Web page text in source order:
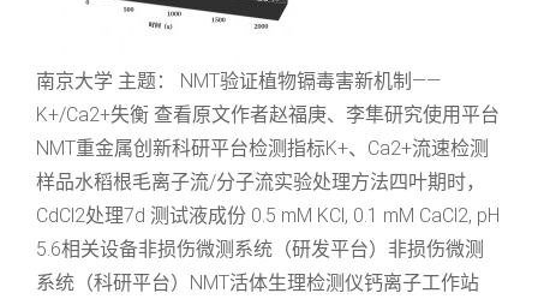
南京大学 主题： NMT验证植物镉毒害新机制——
K+/Ca2+失衡 查看原文作者赵福庚、李隼研究使用平台
NMT重金属创新科研平台检测指标K+、Ca2+流速检测
样品水稻根毛离子流/分子流实验处理方法四叶期时，
CdCl2处理7d 测试液成份 0.5 mM KCl, 0.1 mM CaCl2, pH
5.6相关设备非损伤微测系统（研发平台）非损伤微测
系统（科研平台）NMT活体生理检测仪钙离子工作站